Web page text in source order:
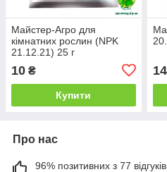
Майстер-Агро для
кімнатних рослин (NPK
21.12.21) 25 г
10 ₴
Купити
14
Про нас
96% позитивних з 77 відгуків